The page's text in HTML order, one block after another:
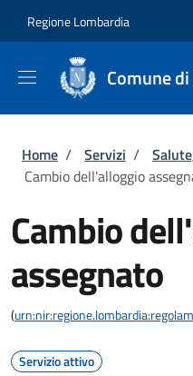
Regione Lombardia
Comune
Briciole di
Home / Servizi /
Cambio dell'alloggio
Cambio
assegnato
(
Servizio attivo